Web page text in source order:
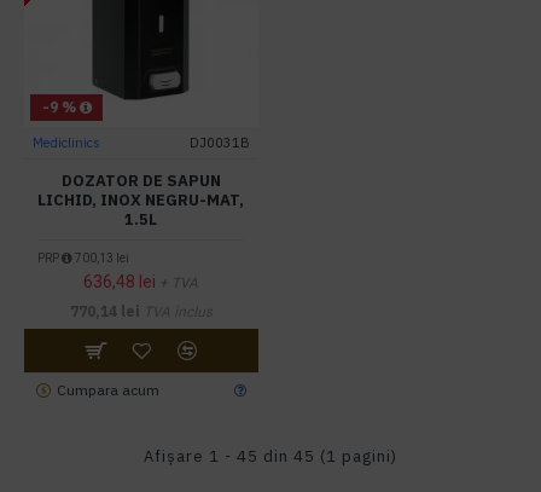
-9 %
Mediclinics DJ0031B
DOZATOR DE SAPUN
LICHID, INOX NEGRU-MAT,
1.5L
PRP 700,13 lei
636,48 lei + TVA
770,14 lei TVA inclus
Cumpara acum
Afişare 1 - 45 din 45 (1 pagini)